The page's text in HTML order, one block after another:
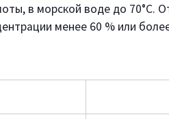
в морской воде до 70°C.
менее 60 % или